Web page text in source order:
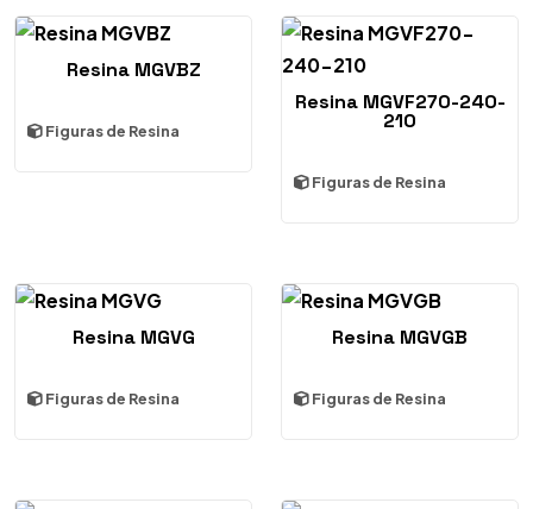
Resina MGVBZ
Figuras de Resina
Resina MGVF270-240-
210
Figuras de Resina
Resina MGVG
Figuras de Resina
Resina MGVGB
Figuras de Resina